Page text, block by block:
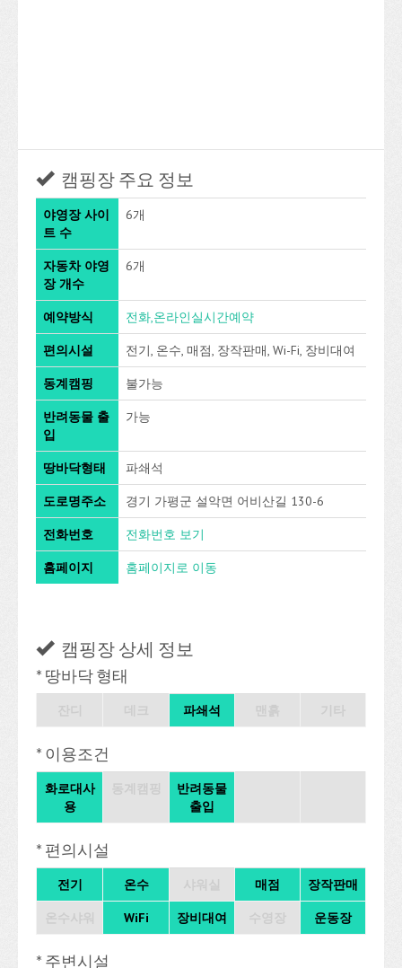
캠핑장 주요 정보
야영장 사이
트 수
6개
자동차 야영
장 개수
6개
예약방식 전화,온라인실시간예약
편의시설 전기, 온수, 매점, 장작판매, Wi-Fi, 장비대여
동계캠핑 불가능
반려동물 출
입
가능
땅바닥형태 파쇄석
도로명주소 경기 가평군 설악면 어비산길 130-6
전화번호 전화번호 보기
홈페이지 홈페이지로 이동
캠핑장 상세 정보
* 땅바닥 형태
파쇄석
* 이용조건
화로대사
용
반려동물
출입
* 편의시설
전기 온수 매점 장작판매
WiFi 장비대여 운동장
* 주변시설